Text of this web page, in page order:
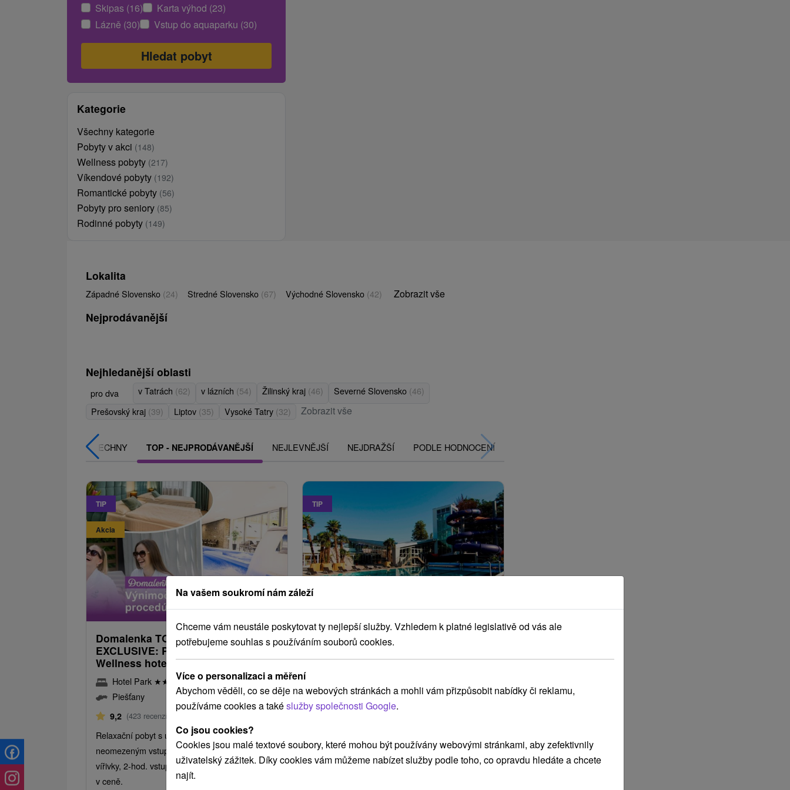
Skipas (16)
Karta výhod (23)
Lázně (30)
Vstup do aquaparku (30)
Kategorie
Všechny kategorie
Pobyty v akci (148)
Wellness pobyty (217)
Víkendové pobyty (192)
Romantické pobyty (56)
Pobyty pro seniory (85)
Rodinné pobyty (149)
Lokalita
Západné Slovensko (24) Stredné Slovensko (67) Východné Slovensko (42) Zobrazit vše
Nejprodávanější
Nejhledanější oblasti
pro dva v Tatrách (62) v lázních (54) Žilinský kraj (46) Severné Slovensko (46)
Prešovský kraj (39) Liptov (35) Vysoké Tatry (32) Zobrazit vše
VŠECHNY TOP - NEJPRODÁVANĚJŠÍ NEJLEVNĚJŠÍ NEJDRAŽŠÍ PODLE HODNOCENÍ
TIP
Akcia
2 094,70Kč
/noc/osoba
Domalenka TOPKA - SORGER
EXCLUSIVE: Piešťanský relax ve
Wellness hotelu Park
Hotel Park ★★ ★Piešťany
Piešťany
9,2 (423 recenzí) Od 2 Nocí
Relaxační pobyt s ubytováním a polopenzí,
neomezeným vstupem do krytého bazénu a
vířivky, 2-hod. vstupem do saun a 1 procedurou
v ceně.
TIP
/noc/osoba
Relax Spa & Aquapark s termální
vodou: dokonalý odpočinek a
zábava pro malé i velké
Turčianske Teplice
Od 1 Noci
vstupem do bazénového světa. V ceně máte
léčivé procedury dle výběru, volný přístup do...
Na vašem soukromí nám záleží
Chceme vám neustále poskytovat ty nejlepší služby. Vzhledem k platné legislativě od vás ale
potřebujeme souhlas s používáním souborů cookies.
Více o personalizaci a měření
Abychom věděli, co se děje na webových stránkách a mohli vám přizpůsobit nabídky či reklamu,
používáme cookies a takéslužby společnosti Google.
Co jsou cookies?
Cookies jsou malé textové soubory, které mohou být používány webovými stránkami, aby zefektivnily
uživatelský zážitek. Díky cookies vám můžeme nabízet služby podle toho, co opravdu hledáte a chcete
najít.